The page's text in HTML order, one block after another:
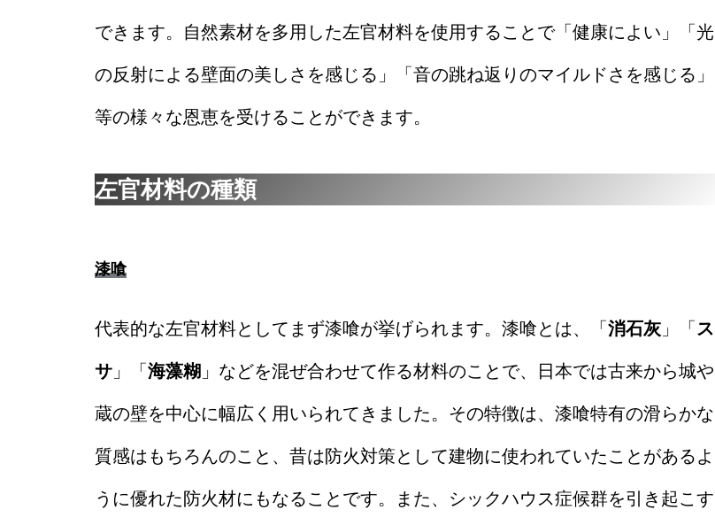
できます。自然素材を多用した左官材料を使用することで「健康によい」「光
の反射による壁面の美しさを感じる」「音の跳ね返りのマイルドさを感じる」
等の様々な恩恵を受けることができます。
左官材料の種類
漆喰
代表的な左官材料としてまず漆喰が挙げられます。漆喰とは、「 消石灰 」「 ス
サ 」「 海藻糊 」などを混ぜ合わせて作る材料のことで、日本では古来から城や
蔵の壁を中心に幅広く用いられてきました。その特徴は、漆喰特有の滑らかな
質感はもちろんのこと、昔は防火対策として建物に使われていたことがあるよ
うに優れた防火材にもなることです。また、シックハウス症候群を引き起こす